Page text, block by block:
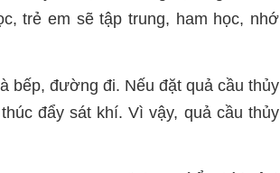
trẻ em sẽ tập trung, ham học, nhớ
bếp, đường đi. Nếu đặt quả cầu thủy
đẩy sát khí. Vì vậy, quả cầu thủy